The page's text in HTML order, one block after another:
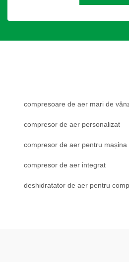
compresoare de aer mari de
compresor de aer personalizat
compresor de aer pentru
compresor de aer integrat
deshidratator de aer pentru